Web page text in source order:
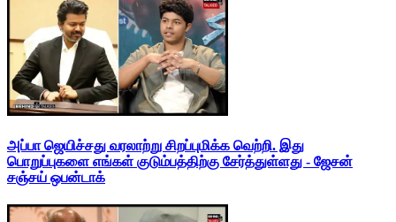
அப்பா ஜெயிச்சது வரலாற்று சிறப்புமிக்க வெற்றி. இது
பொறுப்புகளை எங்கள் குடும்பத்திற்கு சேர்த்துள்ளது - ஜேசன்
சஞ்சய் ஒபன்டாக்